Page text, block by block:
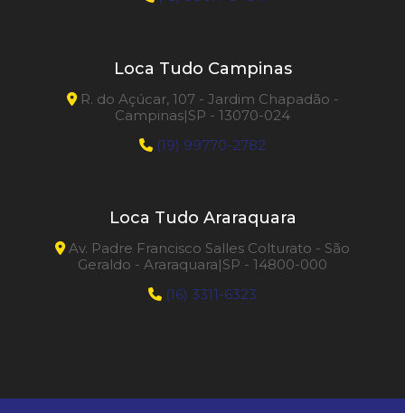
Loca Tudo Campinas
R. do Açúcar, 107 - Jardim Chapadão -
Campinas|SP - 13070-024
(19) 99770-2782
Loca Tudo Araraquara
Av. Padre Francisco Salles Colturato - São
Geraldo - Araraquara|SP - 14800-000
(16) 3311-6323